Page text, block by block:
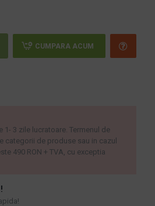
CUMPARA ACUM
3 zile lucratoare. Termenul de
categorii de produse sau in cazul
490 RON + TVA, cu exceptia